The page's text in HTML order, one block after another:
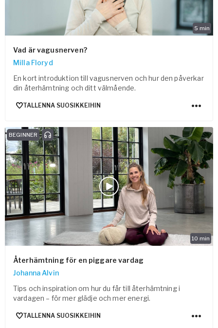
5 min
Vad är vagusnerven?
Milla Floryd
En kort introduktion till vagusnerven och hur den påverkar
din återhämtning och ditt välmående.
TALLENNA SUOSIKKEIHIN
10 min
BEGINNER
Återhämtning för en piggare vardag
Johanna Alvin
Tips och inspiration om hur du får till återhämtning i
vardagen – för mer glädje och mer energi.
TALLENNA SUOSIKKEIHIN